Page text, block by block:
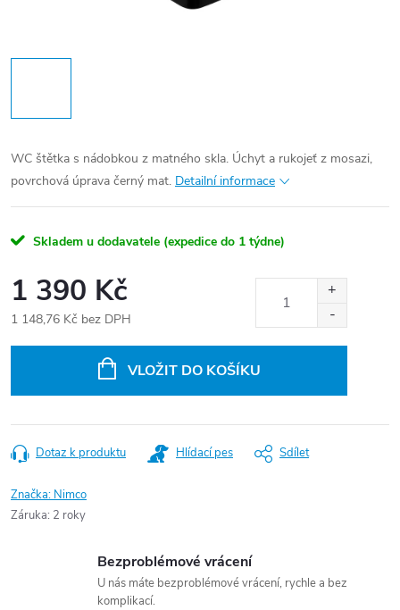
WC štětka s nádobkou z matného skla. Úchyt a rukojeť z mosazi,
povrchová úprava černý mat. Detailní informace
Skladem u dodavatele (expedice do 1 týdne)
1 390 Kč
1 148,76 Kč bez DPH
VLOŽIT DO KOŠÍKU
Dotaz k produktu Hlídací pes Sdílet
Značka: Nimco
Záruka: 2 roky
Bezproblémové vrácení
U nás máte bezproblémové vrácení, rychle a bez
komplikací.